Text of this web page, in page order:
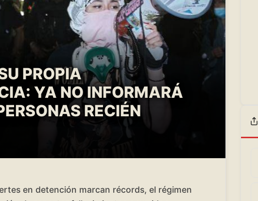
PROPIA
YA NO INFORMARÁ
RECIÉN
en detención marcan récords, el régimen